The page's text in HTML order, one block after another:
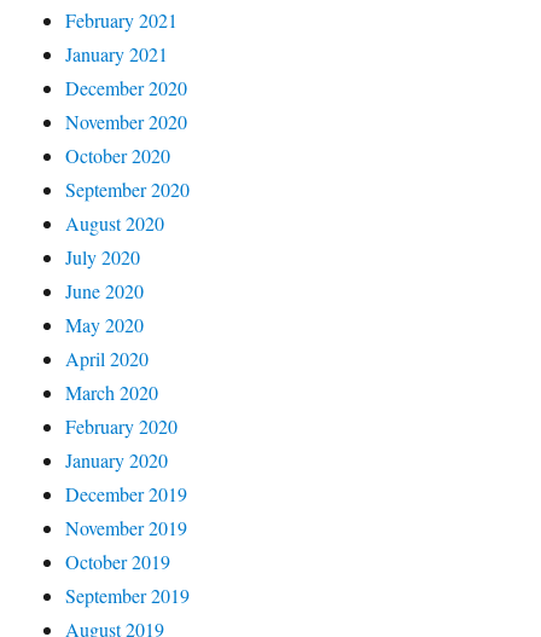
February 2021
January 2021
December 2020
November 2020
October 2020
September 2020
August 2020
July 2020
June 2020
May 2020
April 2020
March 2020
February 2020
January 2020
December 2019
November 2019
October 2019
September 2019
August 2019